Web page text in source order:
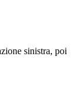
sinistra, poi